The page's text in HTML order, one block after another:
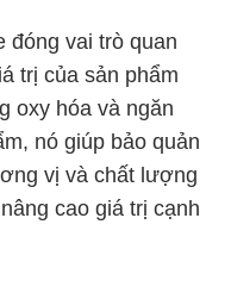
đóng vai trò quan
trị của sản phẩm
oxy hóa và ngăn
nó giúp bảo quản
vị và chất lượng
cao giá trị cạnh